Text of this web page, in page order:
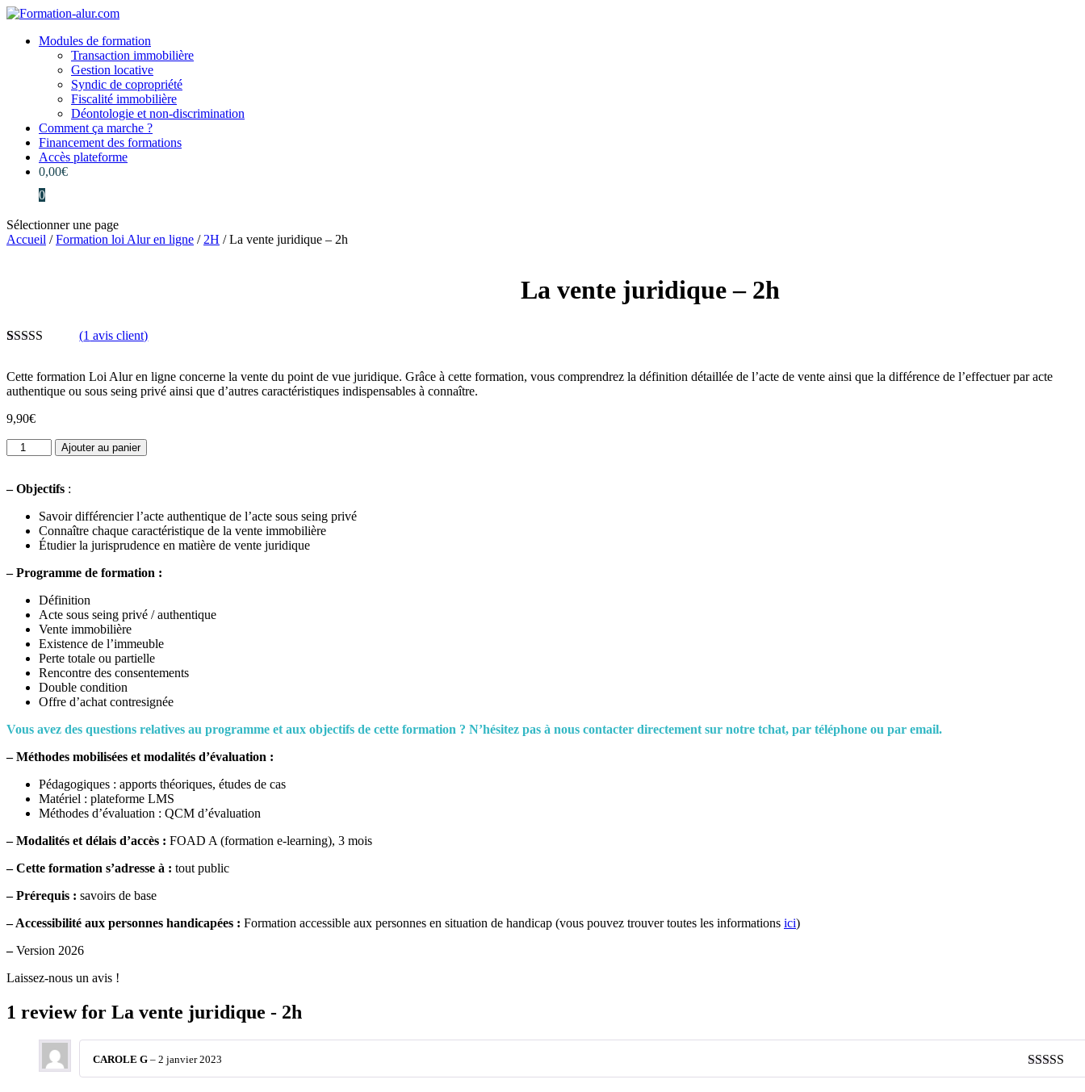
Modules de formation
Transaction immobilière
Gestion locative
Syndic de copropriété
Fiscalité immobilière
Déontologie et non-discrimination
Comment ça marche ?
Financement des formations
Accès plateforme
0,00€
0
Sélectionner une page
Accueil /Formation loi Alur en ligne / 2H / La vente juridique – 2h
La vente juridique – 2h
notation
client
(1 avis client)
Cette formation Loi Alur en ligne concerne la vente du point de vue juridique. Grâce à cette formation, vous comprendrez la définition détaillée de l’acte de vente ainsi que la différence de l’effectuer par acte
authentique ou sous seing privé ainsi que d’autres caractéristiques indispensables à connaître.
9,90€
quantité
de
vente
Ajouter au panier
– Objectifs :
Savoir différencier l’acte authentique de l’acte sous seing privé
Connaître chaque caractéristique de la vente immobilière
Étudier la jurisprudence en matière de vente juridique
–Programme de formation :
Définition
Acte sous seing privé / authentique
Vente immobilière
Existence de l’immeuble
Perte totale ou partielle
Rencontre des consentements
Double condition
Offre d’achat contresignée
Vous avez des questions relatives au programme et aux objectifs de cette formation ? N’hésitez pas à nous contacter directement sur notre tchat, par téléphone ou par email.
– Méthodes mobilisées et modalités d’évaluation :
Pédagogiques : apports théoriques, études de cas
Matériel : plateforme LMS
Méthodes d’évaluation : QCM d’évaluation
– Modalités et délais d’accès : FOAD A (formation e-learning), 3 mois
–Cette formation s’adresse à : tout public
– Prérequis : savoirs de base
– Accessibilité aux personnes handicapées : Formation accessible aux personnes en situation de handicap (vous pouvez trouver toutes les informations ici)
–Version 2026
Laissez-nous un avis !
1 review for La vente juridique - 2h
Note5sur
CAROLE G – 2 janvier 2023